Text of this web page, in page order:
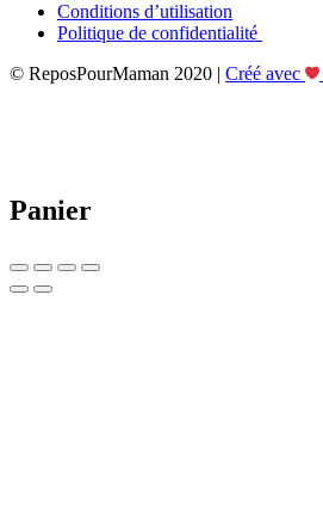
Conditions d’utilisation
Politique de confidentialité
© ReposPourMaman 2020 | Créé avec
Panier